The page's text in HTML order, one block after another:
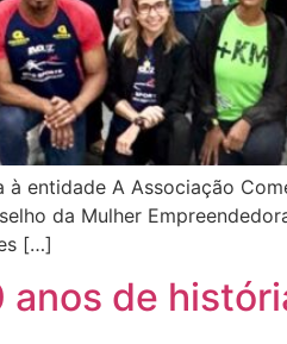
entidade A Associação
da Mulher
[…]
anos de